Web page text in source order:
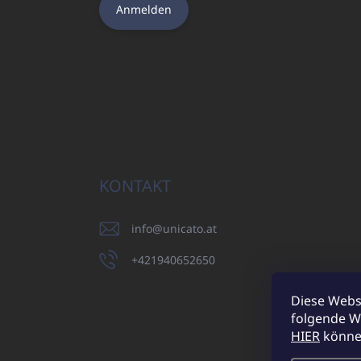
Diese
folgende
HIER
Anmelden
KONTAKT
info@unicato.at
+421940652650
UNICATO.sk